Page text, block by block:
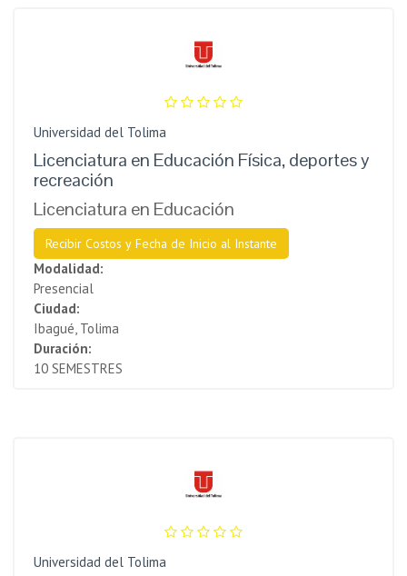
Universidad del Tolima
Licenciatura en Educación Física, deportes y
recreación
Licenciatura en Educación
Recibir Costos y Fecha de Inicio al Instante
Modalidad:
Presencial
Ciudad:
Ibagué, Tolima
Duración:
10 SEMESTRES
Universidad del Tolima